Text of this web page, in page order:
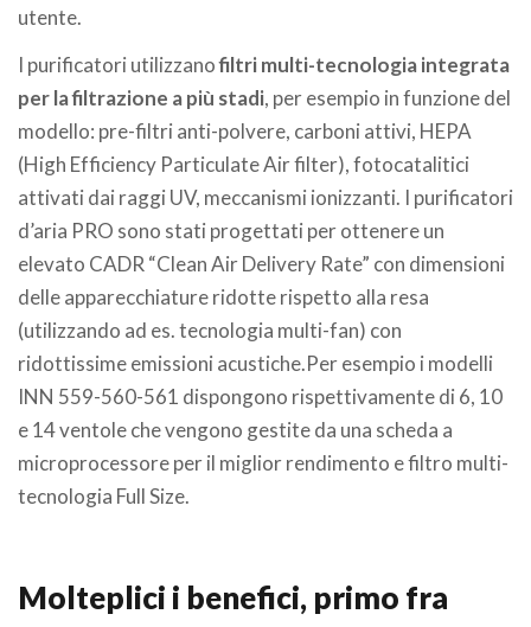
utente.
I purificatori utilizzanofiltri multi-tecnologia integrata
per la filtrazione a più stadi, per esempio in funzione del
modello: pre-filtri anti-polvere, carboni attivi, HEPA
(High Efficiency Particulate Air filter), fotocatalitici
attivati dai raggi UV, meccanismi ionizzanti. I purificatori
d’aria PRO sono stati progettati per ottenere un
elevato CADR “Clean Air Delivery Rate” con dimensioni
delle apparecchiature ridotte rispetto alla resa
(utilizzando ad es. tecnologia multi-fan) con
ridottissime emissioni acustiche.Per esempio i modelli
INN 559-560-561 dispongono rispettivamente di 6, 10
e 14 ventole che vengono gestite da una scheda a
microprocessore per il miglior rendimento e filtro multi-
tecnologia Full Size.
Molteplici i benefici, primo fra